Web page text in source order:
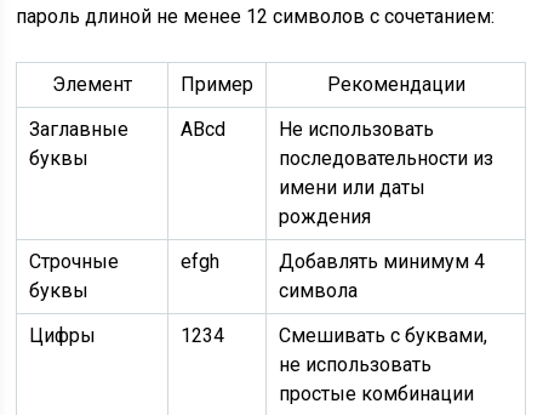
пароль длиной не менее 12 символов с сочетанием:
Элемент Пример
Рекомендации
Заглавные
буквы
ABcd
Не использовать
последовательности из
имени или даты
рождения
Строчные
буквы
efgh
Добавлять минимум 4
символа
Цифры
1234
Смешивать с буквами,
не использовать
простые комбинации